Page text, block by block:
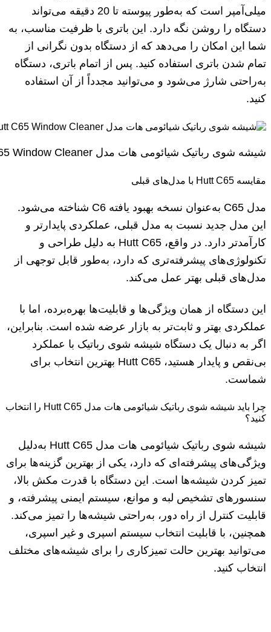
میلی‌آمپر است که به‌طور پیوسته تا 20 دقیقه می‌تواند
دستگاه را روشن نگه دارد. این باتری با ظرفیت مناسب، به
شما این امکان را می‌دهد که از دستگاه بدون نگرانی از
تمام شدن باتری استفاده کنید. پس از اتمام باتری، دستگاه
به‌راحتی شارژ می‌شود و می‌توانید مجدداً از آن استفاده
کنید.
شیشه شوی رباتیک شیائومی هات مدل Hutt C65 Window Cleaner
مقایسه Hutt C65 با مدل‌های قبلی
مدل C65 به‌عنوان نسخه بهبود یافته C6 شناخته می‌شود.
این مدل جدید نسبت به مدل قبلی، عملکردی پایدارتر و
کارآمدتر دارد. در واقع، Hutt C65 به دلیل طراحی و
تکنولوژی‌های پیشرفته‌تری که دارد، به‌طور قابل توجهی از
مدل‌های قبلی بهتر عمل می‌کند.
این دستگاه از همان ویژگی‌ها و قابلیت‌ها بهره‌برده، اما با
عملکردی بهتر و ثابت‌تر به بازار عرضه شده است. بنابراین،
اگر به دنبال یک دستگاه شیشه شوی رباتیک با عملکرد
بی‌نقص و پایدار هستید، Hutt C65 بهترین انتخاب برای
شماست.
چرا باید شیشه شوی رباتیک شیائومی هات مدل Hutt C65 را انتخاب
کنید؟
شیشه شوی رباتیک شیائومی هات مدل Hutt C65 به‌دلیل
ویژگی‌های پیشرفته‌ای که دارد، یکی از بهترین گزینه‌ها برای
تمیز کردن شیشه‌ها است. این دستگاه با قدرت مکش بالا،
سنسورهای تشخیص لبه و موانع، سیستم ایمنی پیشرفته، و
قابلیت کنترل از راه دور، به‌راحتی شیشه‌ها را تمیز می‌کند.
همچنین، با قابلیت انتخاب سیستم اسپری و غیر اسپری،
می‌توانید بهترین حالت تمیزکاری را برای شیشه‌های مختلف
انتخاب کنید.